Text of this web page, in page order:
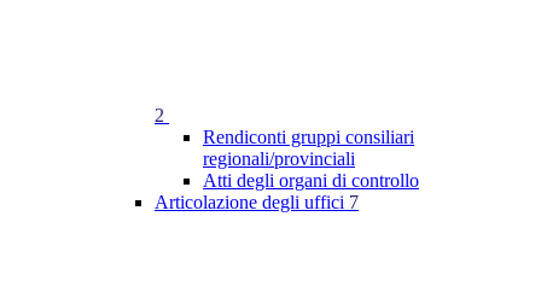
2
Rendiconti gruppi consiliari
regionali/provinciali
Atti degli organi di controllo
Articolazione degli uffici 7